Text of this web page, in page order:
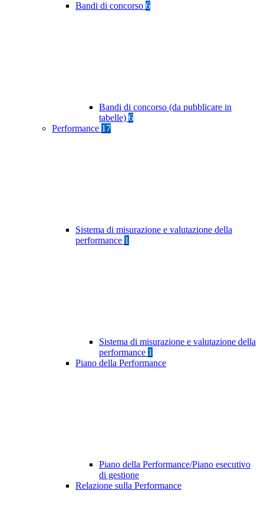
Bandi di concorso 6
Bandi di concorso (da pubblicare in
tabelle) 6
Performance 17
Sistema di misurazione e valutazione della
performance 1
Sistema di misurazione e valutazione della
performance 1
Piano della Performance
Piano della Performance/Piano esecutivo
di gestione
Relazione sulla Performance